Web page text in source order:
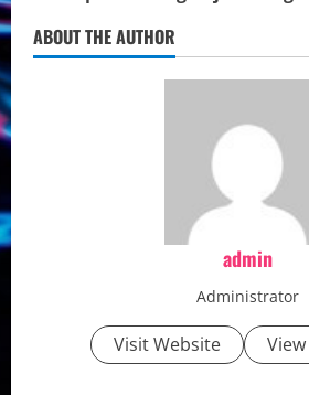
ABOUT THE AUTHOR
admin
Administrator
Visit Website